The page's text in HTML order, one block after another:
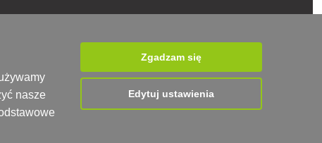
Dostawa w ciągu 24 godzin od poniedziałku do
piątku
nasze
Zgadzam się
Edytuj ustawienia